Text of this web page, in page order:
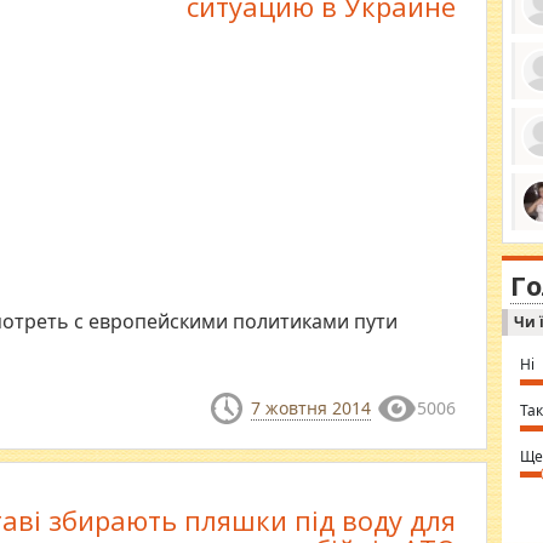
с европейскими политиками пути
7 жовтня 2014 5006
збирають пляшки під воду для
за
ми
in
⇒
Чи
Ні
Так
Ще